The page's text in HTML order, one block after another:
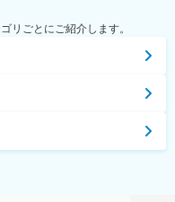
リごとにご紹介します。